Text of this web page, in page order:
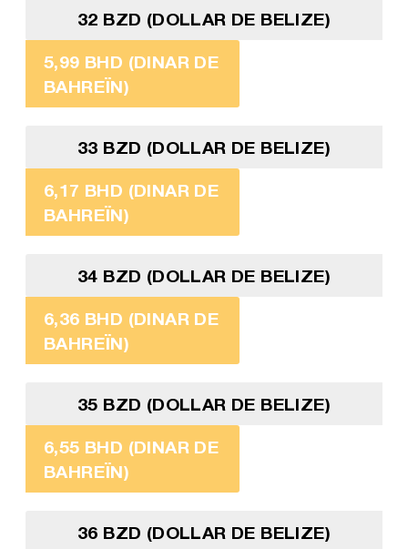
32 BZD (DOLLAR DE BELIZE)
5,99 BHD (DINAR DE
BAHREÏN)
33 BZD (DOLLAR DE BELIZE)
6,17 BHD (DINAR DE
BAHREÏN)
34 BZD (DOLLAR DE BELIZE)
6,36 BHD (DINAR DE
BAHREÏN)
35 BZD (DOLLAR DE BELIZE)
6,55 BHD (DINAR DE
BAHREÏN)
36 BZD (DOLLAR DE BELIZE)